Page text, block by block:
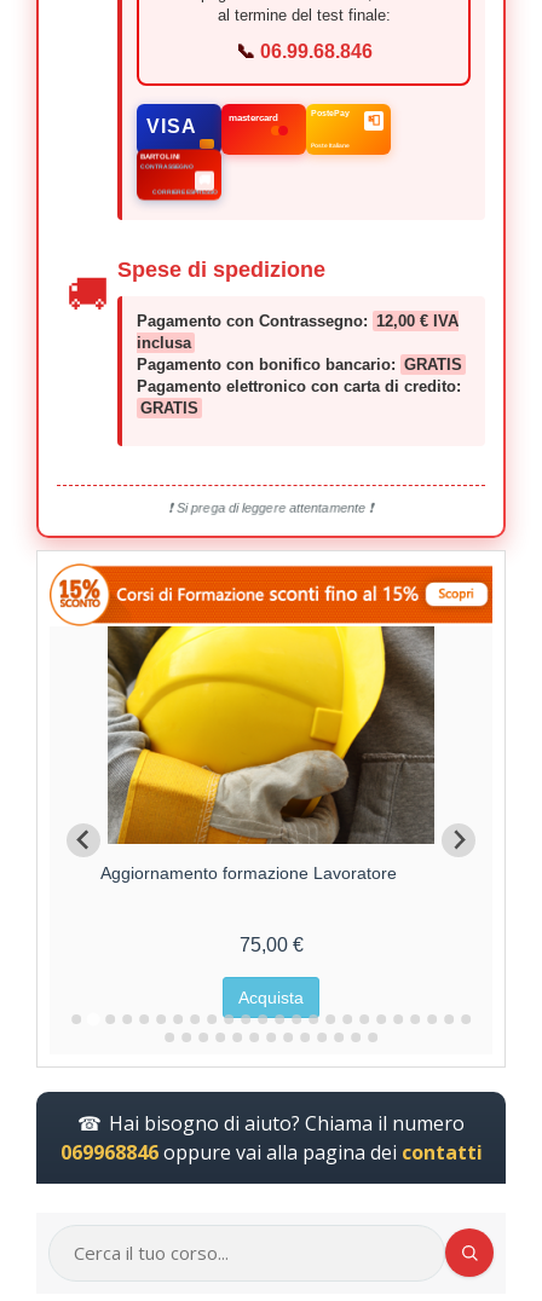
al termine del test finale:
📞 06.99.68.846
VISA
mastercard PostePay
Poste Italiane
📮
BARTOLINI
CONTRASSEGNO
CORRIERE ESPRESSO
🚚
🚚
Spese di spedizione
Pagamento con Contrassegno: 12,00 € IVA
inclusa
Pagamento con bonifico bancario: GRATIS
Pagamento elettronico con carta di credito:
GRATIS
❗ Si prega di leggere attentamente ❗
Aggiornamento formazione Lavoratore
75,00 €
Acquista
Hai bisogno di aiuto? Chiama il numero
069968846oppure vai alla pagina dei contatti